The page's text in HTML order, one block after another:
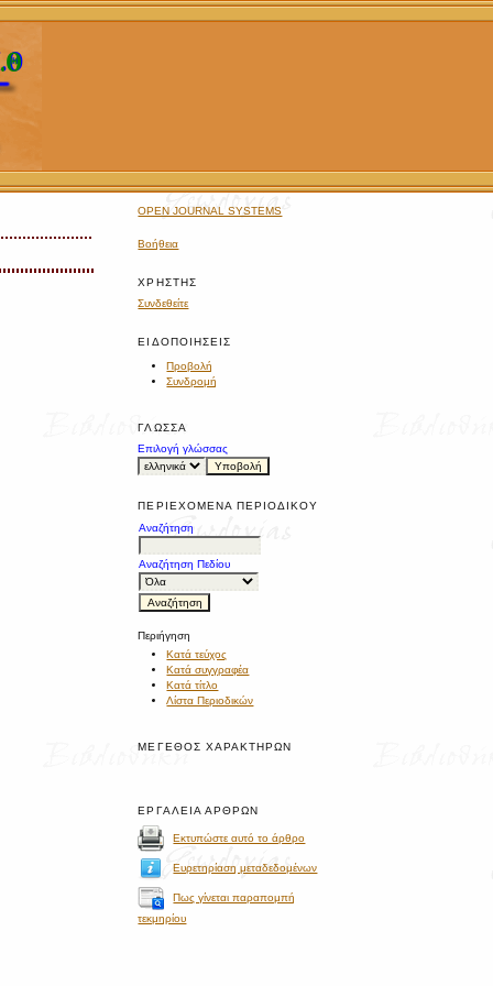
OPEN JOURNAL SYSTEMS
Βοήθεια
ΧΡΉΣΤΗΣ
Συνδεθείτε
ΕΙΔΟΠΟΙΉΣΕΙΣ
Προβολή
Συνδρομή
ΓΛΏΣΣΑ
Επιλογή γλώσσας
ΠΕΡΙΕΧΌΜΕΝΑ ΠΕΡΙΟΔΙΚΟΎ
Αναζήτηση
Αναζήτηση Πεδίου
Περιήγηση
Κατά τεύχος
Κατά συγγραφέα
Κατά τίτλο
Λίστα Περιοδικών
ΜΈΓΕΘΟΣ ΧΑΡΑΚΤΉΡΩΝ
ΕΡΓΑΛΕΊΑ ΆΡΘΡΩΝ
Εκτυπώστε αυτό το άρθρο
Ευρετηρίαση μεταδεδομένων
Πως γίνεται παραπομπή
τεκμηρίου